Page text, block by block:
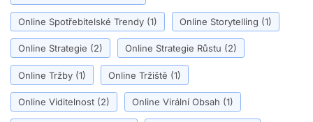
Online Spotřebitelské Trendy (1) Online Storytelling (1)
Online Strategie (2) Online Strategie Růstu (2)
Online Tržby (1) Online Tržiště (1)
Online Viditelnost (2) Online Virální Obsah (1)